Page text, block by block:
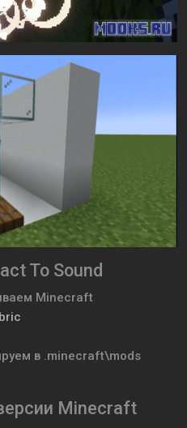
To Sound
Minecraft
в .minecraft\mods
Minecraft